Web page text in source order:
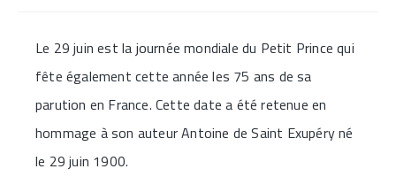
Le 29 juin est la journée mondiale du Petit Prince qui
fête également cette année les 75 ans de sa
parution en France. Cette date a été retenue en
hommage à son auteur Antoine de Saint Exupéry né
le 29 juin 1900.